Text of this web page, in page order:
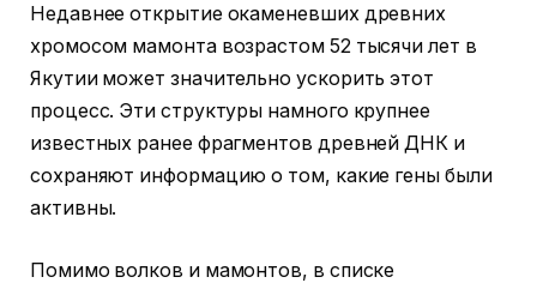
Недавнее открытие окаменевших древних
хромосом мамонта возрастом 52 тысячи лет в
Якутии может значительно ускорить этот
процесс. Эти структуры намного крупнее
известных ранее фрагментов древней ДНК и
сохраняют информацию о том, какие гены были
активны.
Помимо волков и мамонтов, в списке